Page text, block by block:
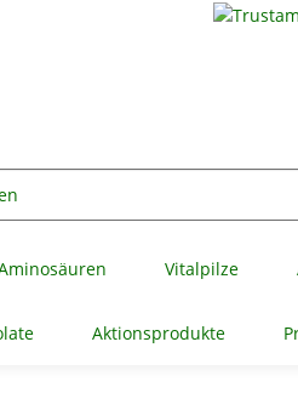
Vitalpilze
Aktionsprodukte